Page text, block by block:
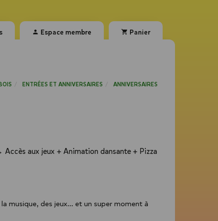
Espace membre Panier
ENTRÉES ET ANNIVERSAIRES ANNIVERSAIRES
aux jeux + Animation dansante + Pizza
musique, des jeux… et un super moment à